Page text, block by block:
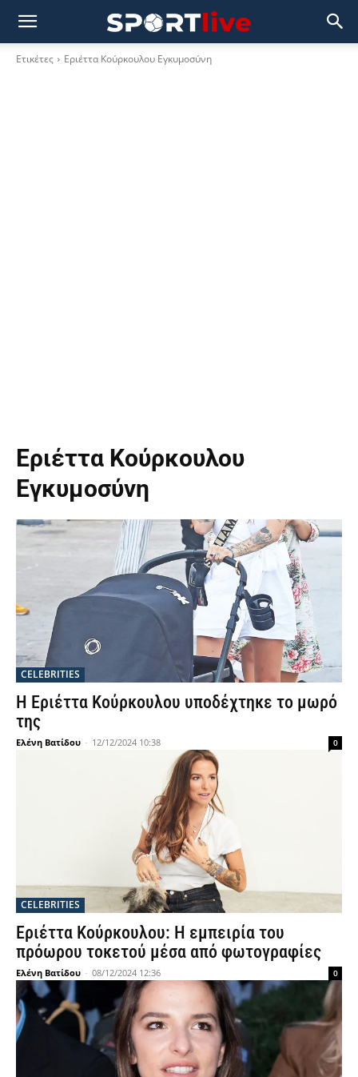
Ετικέτες Εριέττα Κούρκουλου Εγκυμοσύνη
Εριέττα Κούρκουλου
Εγκυμοσύνη
CELEBRITIES
Η Εριέττα Κούρκουλου υποδέχτηκε το μωρό
της
Ελένη Βατίδου - 12/12/2024 10:38 0
CELEBRITIES
Εριέττα Κούρκουλου: Η εμπειρία του
πρόωρου τοκετού μέσα από φωτογραφίες
Ελένη Βατίδου - 08/12/2024 12:36 0